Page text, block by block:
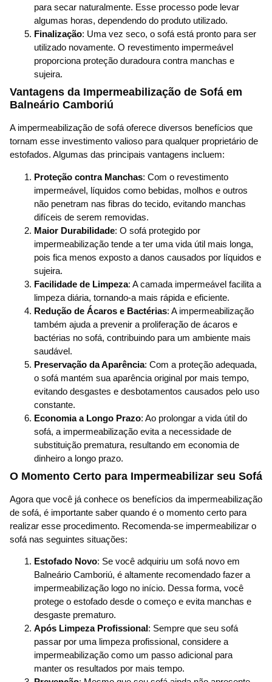
para secar naturalmente. Esse processo pode levar
algumas horas, dependendo do produto utilizado.
Finalização: Uma vez seco, o sofá está pronto para ser
utilizado novamente. O revestimento impermeável
proporciona proteção duradoura contra manchas e
sujeira.
Vantagens da Impermeabilização de Sofá em
Balneário Camboriú
A impermeabilização de sofá oferece diversos benefícios que
tornam esse investimento valioso para qualquer proprietário de
estofados. Algumas das principais vantagens incluem:
Proteção contra Manchas: Com o revestimento
impermeável, líquidos como bebidas, molhos e outros
não penetram nas fibras do tecido, evitando manchas
difíceis de serem removidas.
Maior Durabilidade: O sofá protegido por
impermeabilização tende a ter uma vida útil mais longa,
pois fica menos exposto a danos causados por líquidos e
sujeira.
Facilidade de Limpeza: A camada impermeável facilita a
limpeza diária, tornando-a mais rápida e eficiente.
Redução de Ácaros e Bactérias: A impermeabilização
também ajuda a prevenir a proliferação de ácaros e
bactérias no sofá, contribuindo para um ambiente mais
saudável.
Preservação da Aparência: Com a proteção adequada,
o sofá mantém sua aparência original por mais tempo,
evitando desgastes e desbotamentos causados pelo uso
constante.
Economia a Longo Prazo: Ao prolongar a vida útil do
sofá, a impermeabilização evita a necessidade de
substituição prematura, resultando em economia de
dinheiro a longo prazo.
O Momento Certo para Impermeabilizar seu Sofá
Agora que você já conhece os benefícios da impermeabilização
de sofá, é importante saber quando é o momento certo para
realizar esse procedimento. Recomenda-se impermeabilizar o
sofá nas seguintes situações:
Estofado Novo: Se você adquiriu um sofá novo em
Balneário Camboriú, é altamente recomendado fazer a
impermeabilização logo no início. Dessa forma, você
protege o estofado desde o começo e evita manchas e
desgaste prematuro.
Após Limpeza Profissional: Sempre que seu sofá
passar por uma limpeza profissional, considere a
impermeabilização como um passo adicional para
manter os resultados por mais tempo.